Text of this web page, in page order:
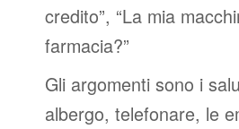
credito”, “La mia
farmacia?”
Gli argomenti sono i
albergo, telefonare, le